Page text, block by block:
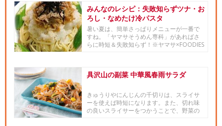
みんなのレシピ：失敗知らずツナ・お
ろし・なめたけ冷パスタ
暑い夏は、簡単さっぱりメニューが一番で
すね。「ヤマサそうめん専科」があればさ
らに時短＆失敗知らず！※ヤマサ×FOODIES
具沢山の副菜 中華風春雨サラダ
きゅうりやにんじんの千切りは、スライサ
ーを使えば時短になります。また、切れ味
の良いスライサーをつかうことで、野菜の